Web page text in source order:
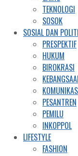
TEKNOLOGI
SOSOK
SOSIAL DAN
PRESPEKTIF
HUKUM
BIROKRASI
PESANTREN
PEMILU
INKOPPOL
LIFESTYLE
FASHION